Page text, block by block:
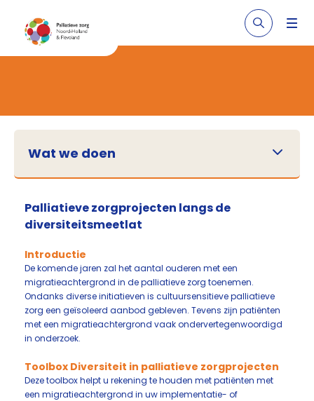
Wat we doen
Palliatieve zorgprojecten langs de
diversiteitsmeetlat
Introductie
De komende jaren zal het aantal ouderen met een
migratieachtergrond in de palliatieve zorg toenemen.
Ondanks diverse initiatieven is cultuursensitieve palliatieve
zorg een geïsoleerd aanbod gebleven. Tevens zijn patiënten
met een migratieachtergrond vaak ondervertegenwoordigd
in onderzoek.
Toolbox Diversiteit in palliatieve zorgprojecten
Deze toolbox helpt u rekening te houden met patiënten met
een migratieachtergrond in uw implementatie- of